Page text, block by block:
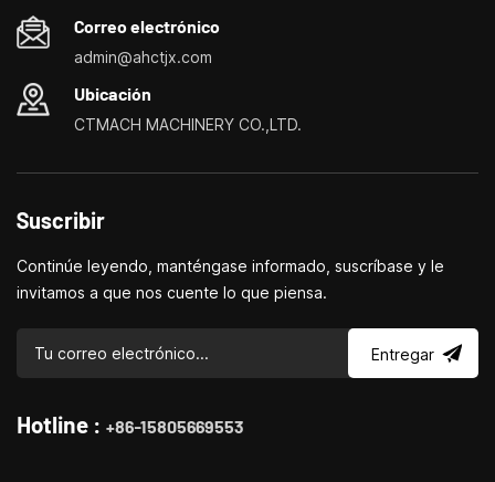
domésticos, taladradoras y fresadoras domésticas, pequeños
tornos, taladradores y fresadores multifuncionales.
Correo electrónico
admin@ahctjx.com
Ubicación
CTMACH MACHINERY CO.,LTD.
Suscribir
Continúe leyendo, manténgase informado, suscríbase y le
invitamos a que nos cuente lo que piensa.
Entregar
Hotline : +86-15805669553